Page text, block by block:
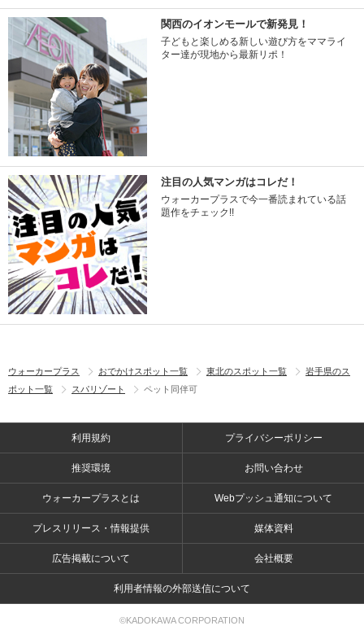
関西のイオンモールで新発見！
子どもと楽しめる新しい遊び方をママライ
ター達が現地から最新リポ！
注目の人気マンガはコレだ！
ウォーカープラスで今一番読まれている話
題作をチェック!!
ウォーカープラス おでかけスポット一覧 東北のスポット一覧
岩手県のス
ポット一覧
スパリゾート ペット同伴可
利用規約 プライバシーポリシー
推奨環境 お問い合わせ
ウォーカープラスとは Webプッシュ通知について
プレスリリース・情報提供 媒体資料
広告掲載について 会社概要
利用者情報の外部送信について
©KADOKAWA CORPORATION